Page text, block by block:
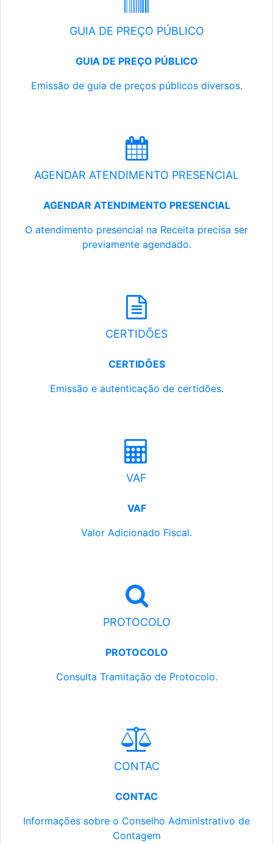
GUIA DE PREÇO PÚBLICO
GUIA DE PREÇO PÚBLICO
Emissão de guia de preços públicos diversos.
AGENDAR ATENDIMENTO PRESENCIAL
AGENDAR ATENDIMENTO PRESENCIAL
O atendimento presencial na Receita precisa ser
previamente agendado.
CERTIDÕES
CERTIDÕES
Emissão e autenticação de certidões.
VAF
VAF
Valor Adicionado Fiscal.
PROTOCOLO
PROTOCOLO
Consulta Tramitação de Protocolo.
CONTAC
CONTAC
Informações sobre o Conselho Administrativo de
Contagem